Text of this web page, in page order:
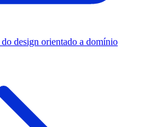
design orientado a domínio